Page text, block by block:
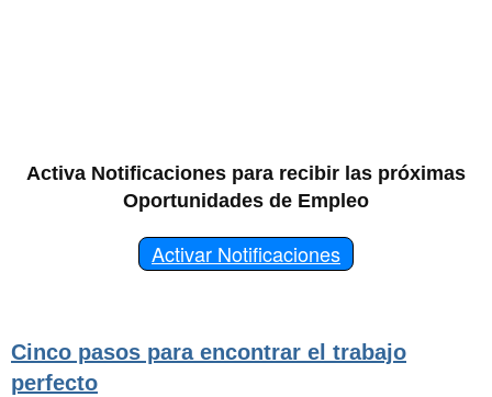
Activa Notificaciones para recibir las próximas
Oportunidades de Empleo
Activar Notificaciones
Cinco pasos para encontrar el trabajo
perfecto